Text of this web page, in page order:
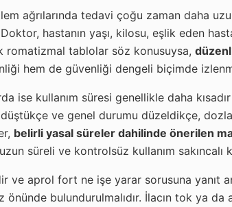
ağrılarında tedavi çoğu zaman daha
hastanın yaşı, kilosu, eşlik eden
romatizmal tablolar söz konusuysa,
hem de güvenliği dengeli biçimde
ise kullanım süresi genellikle daha
düştükçe ve genel durumu düzeldikçe,
belirli yasal süreler dahilinde önerilen
süreli ve kontrolsüz kullanım sakıncalı
ve aprol fort ne işe yarar sorusuna yanıt
bulundurulmalıdır. İlacın tok ya da